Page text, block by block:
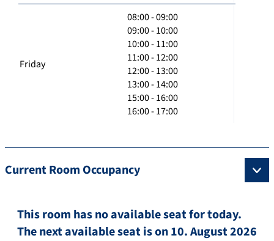
Friday
08:00 - 09:00
09:00 - 10:00
10:00 - 11:00
11:00 - 12:00
12:00 - 13:00
13:00 - 14:00
15:00 - 16:00
16:00 - 17:00
Current Room Occupancy
This room has no available seat for today.
The next available seat is on 10. August 2026